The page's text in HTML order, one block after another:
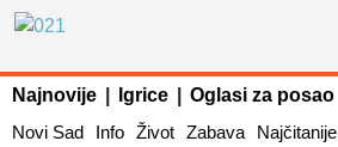
Najnovije Igrice Oglasi za posao
Novi Sad
Info Život Zabava Najčitanije